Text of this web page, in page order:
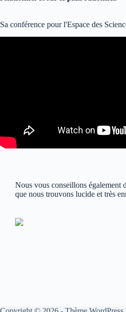
Sa conférence pour l'Espace des
Nous vous conseillons également
que nous trouvons lucide et très